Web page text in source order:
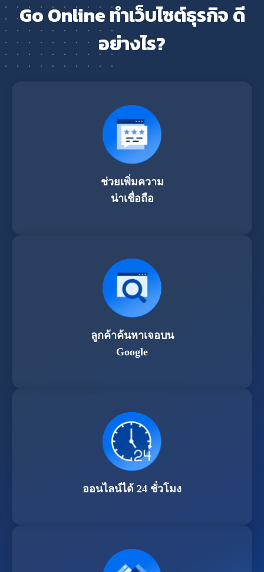
Go Online ทำเว็บไซต์ธุรกิจ ดี
อย่างไร?
ช่วยเพิ่มความ
น่าเชื่อถือ
ลูกค้าค้นหาเจอบน
Google
ออนไลน์ได้ 24 ชั่วโมง